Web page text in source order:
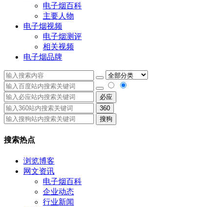
电子烟百科
主要人物
电子烟视频
电子烟测评
相关视频
电子烟品牌
必应
360
搜狗
搜索热点
浏览博客
网文资讯
电子烟百科
企业动态
行业新闻